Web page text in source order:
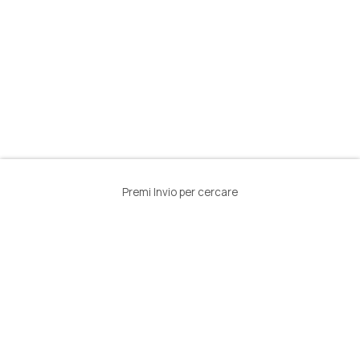
Premi Invio per cercare